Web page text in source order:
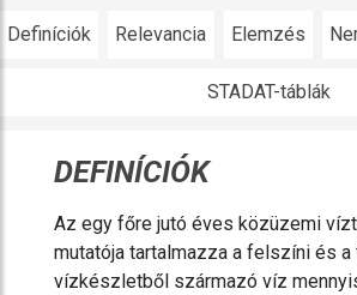
Definíciók Relevancia Elemzés
STADAT-táblák
DEFINÍCIÓK
Az egy főre jutó éves közüzemi
mutatója tartalmazza a felszíni és
vízkészletből származó víz